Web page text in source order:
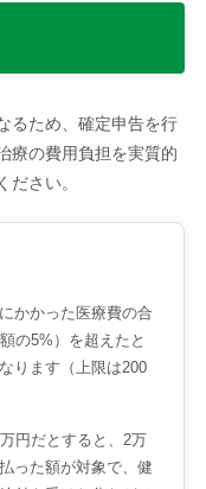
るため、確定申告を行
療の費用負担を実質的
さい。
かかった医療費の合
の5%）を超えたと
ります（上限は200
円だとすると、2万
った額が対象で、健